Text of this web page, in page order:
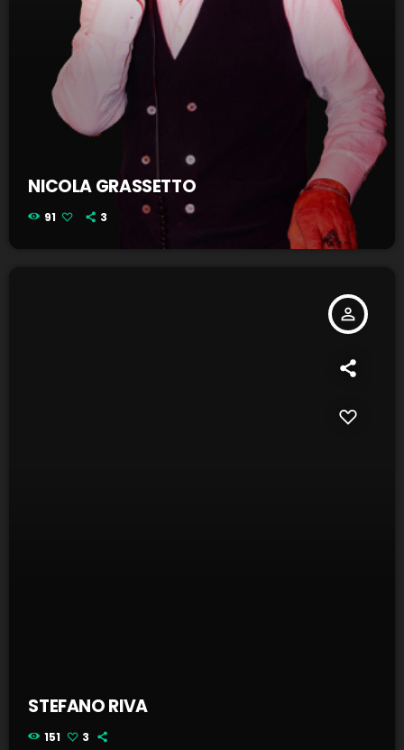
NICOLA GRASSETTO
91 3
person_outline
STEFANO RIVA
151 3